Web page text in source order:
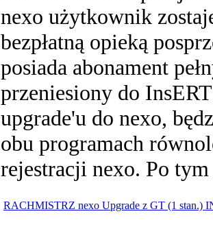
nexo użytkownik
bezpłatną opieką
posiada abonament
przeniesiony do
upgrade'u do nexo,
obu programach
rejestracji nexo. Po
RACHMISTRZ nexo Upgrade z GT (1 stan.)